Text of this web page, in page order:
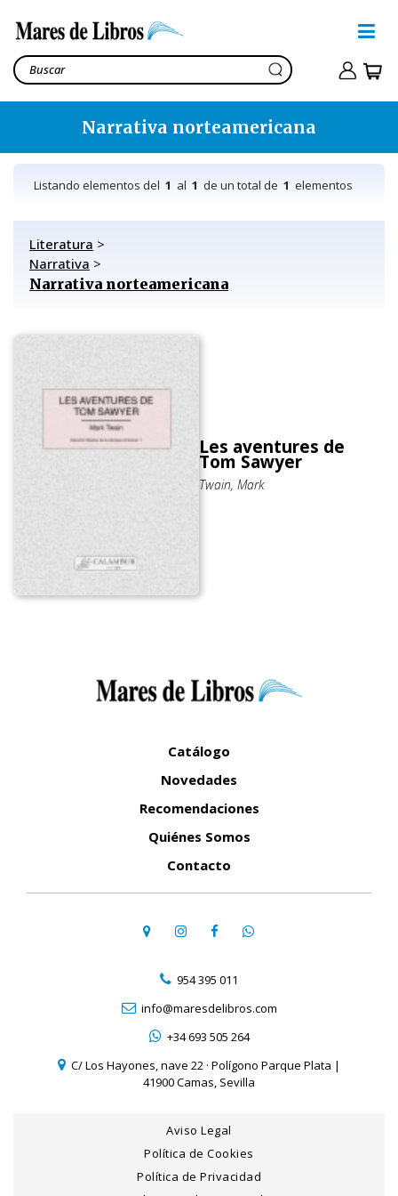
Narrativa norteamericana
Listando elementos del 1 al 1 de un total de 1 elementos
Literatura >
Narrativa >
Narrativa norteamericana
Les aventures de
Tom Sawyer
Twain, Mark
Catálogo
Novedades
Recomendaciones
Quiénes Somos
Contacto
954 395 011
info@maresdelibros.com
+34 693 505 264
C/ Los Hayones, nave 22 · Polígono Parque Plata |
41900 Camas, Sevilla
Aviso Legal
Política de Cookies
Política de Privacidad